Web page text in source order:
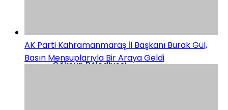
Göksun Belediyesi
AK Parti Kahramanmaraş İl Başkanı Burak Gül,
Basın Mensuplarıyla Bir Araya Geldi